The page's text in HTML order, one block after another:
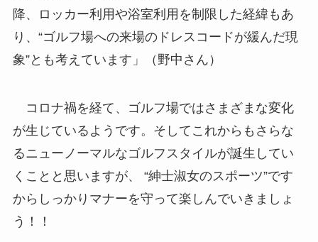
降、ロッカー利用や浴室利用を制限した経緯もあ
り、“ゴルフ場への来場のドレスコードが緩んだ現
象”とも考えています」（野中さん）
コロナ禍を経て、ゴルフ場ではさまざまな変化
が生じているようです。そしてこれからもさらな
るニューノーマルなゴルフスタイルが誕生してい
くことと思いますが、 “紳士淑女のスポーツ”です
からしっかりマナーを守って楽しんでいきましょ
う！！